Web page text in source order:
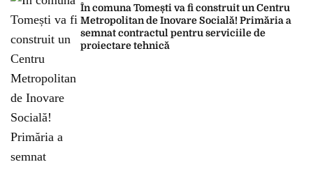
În comuna Tomești va fi construit un Centru
Metropolitan de Inovare Socială! Primăria a
semnat contractul pentru serviciile de
proiectare tehnică